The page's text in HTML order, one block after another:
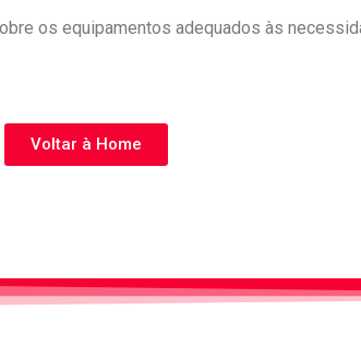
os equipamentos adequados às
Voltar à Home